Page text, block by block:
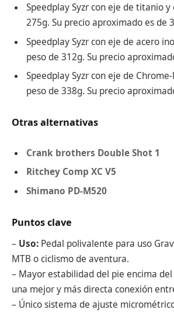
Speedplay Syzr con eje de titanio y
275g. Su precio aproximado es de
Speedplay Syzr con eje de acero
peso de 312g. Su precio
Speedplay Syzr con eje de
peso de 338g. Su precio
Otras alternativas
Crank brothers Double Shot 1
Ritchey Comp XC V5
Shimano PD-M520
Puntos clave
– Uso: Pedal polivalente para uso
MTB o ciclismo de aventura.
– Mayor estabilidad del pie encima
una mejor y más directa conexión
– Único sistema de ajuste